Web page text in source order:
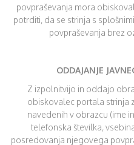
povpraševanja mora
potrditi, da se strinja s
povpraševanja brez
ODDAJANJE
Z izpolnitvijo in oddajo
obiskovalec portala strinja
navedenih v obrazcu (ime
telefonska številka,
posredovanja njegovega